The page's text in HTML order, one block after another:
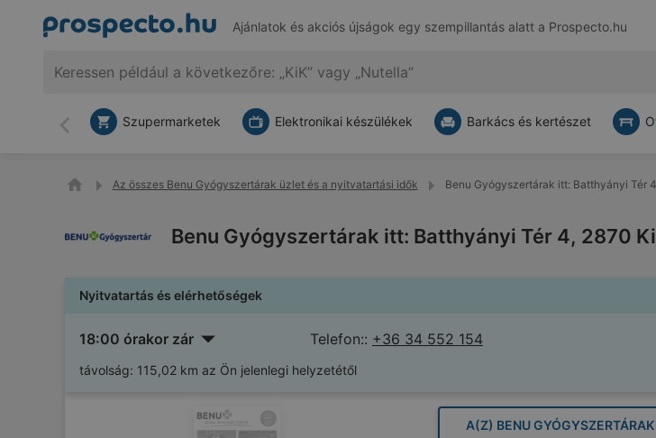
Ajánlatok és akciós újságok egy szempillantás alatt a Prospecto.hu
Vissza
Szupermarketek Elektronikai készülékek Barkács és kertészet
Az összes Benu Gyógyszertárak üzlet és a nyitvatartási idők Benu Gyógyszertárak itt: Batthyányi Tér
Benu Gyógyszertárak itt: Batthyányi Tér 4, 2870
Nyitvatartás és elérhetőségek
18:00 órakor zár Telefon:: +36 34 552 154
távolság: 115,02 km az Ön jelenlegi helyzetétől
A(Z) BENU